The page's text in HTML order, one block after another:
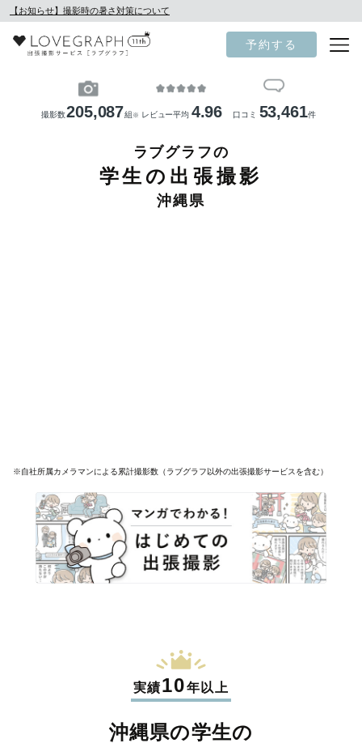
【お知らせ】撮影時の暑さ対策について
予約する
撮影数205,087組 ※ レビュー平均 4.96 口コミ 53,461件
ラブグラフの
学生の出張撮影
沖縄県
※自社所属カメラマンによる累計撮影数（ラブグラフ以外の出張撮影サービスを含む）
実績10年以上
沖縄県の学生の